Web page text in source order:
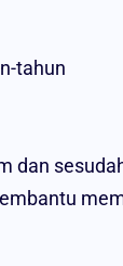
tahun
dan